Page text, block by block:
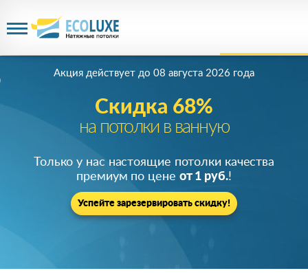
Скидка 68%
на потолки в ванную
Акция действует до 08 августа 2026 года
Только у нас настоящие потолки качества
премиум по цене от 1 руб.!
Успейте зарезервировать скидку!